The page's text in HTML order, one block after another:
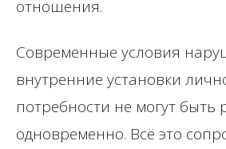
отношения.
Современные условия
внутренние установки
потребности не могут быть
одновременно. Всё это